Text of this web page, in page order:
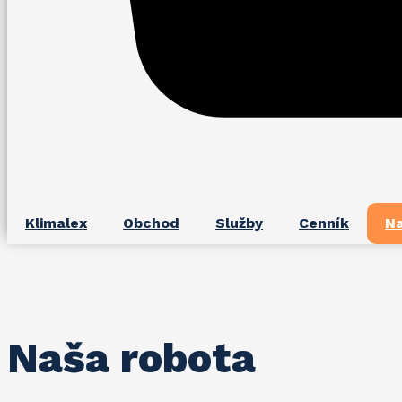
Klimalex Obchod Služby Cenník
Naša robota